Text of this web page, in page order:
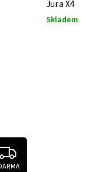
Jura X4
Skladem